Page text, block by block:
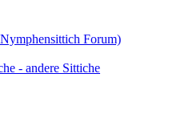
Forum)
- andere Sittiche